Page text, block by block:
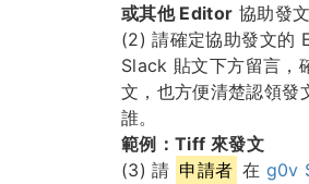
或其他 Editor 協助發文
(2) 請確定協助發文的
Slack 貼文下方留言，
文，也方便清楚認領
誰。
範例：Tiff 來發文
(3) 請 申請者 在 g0v